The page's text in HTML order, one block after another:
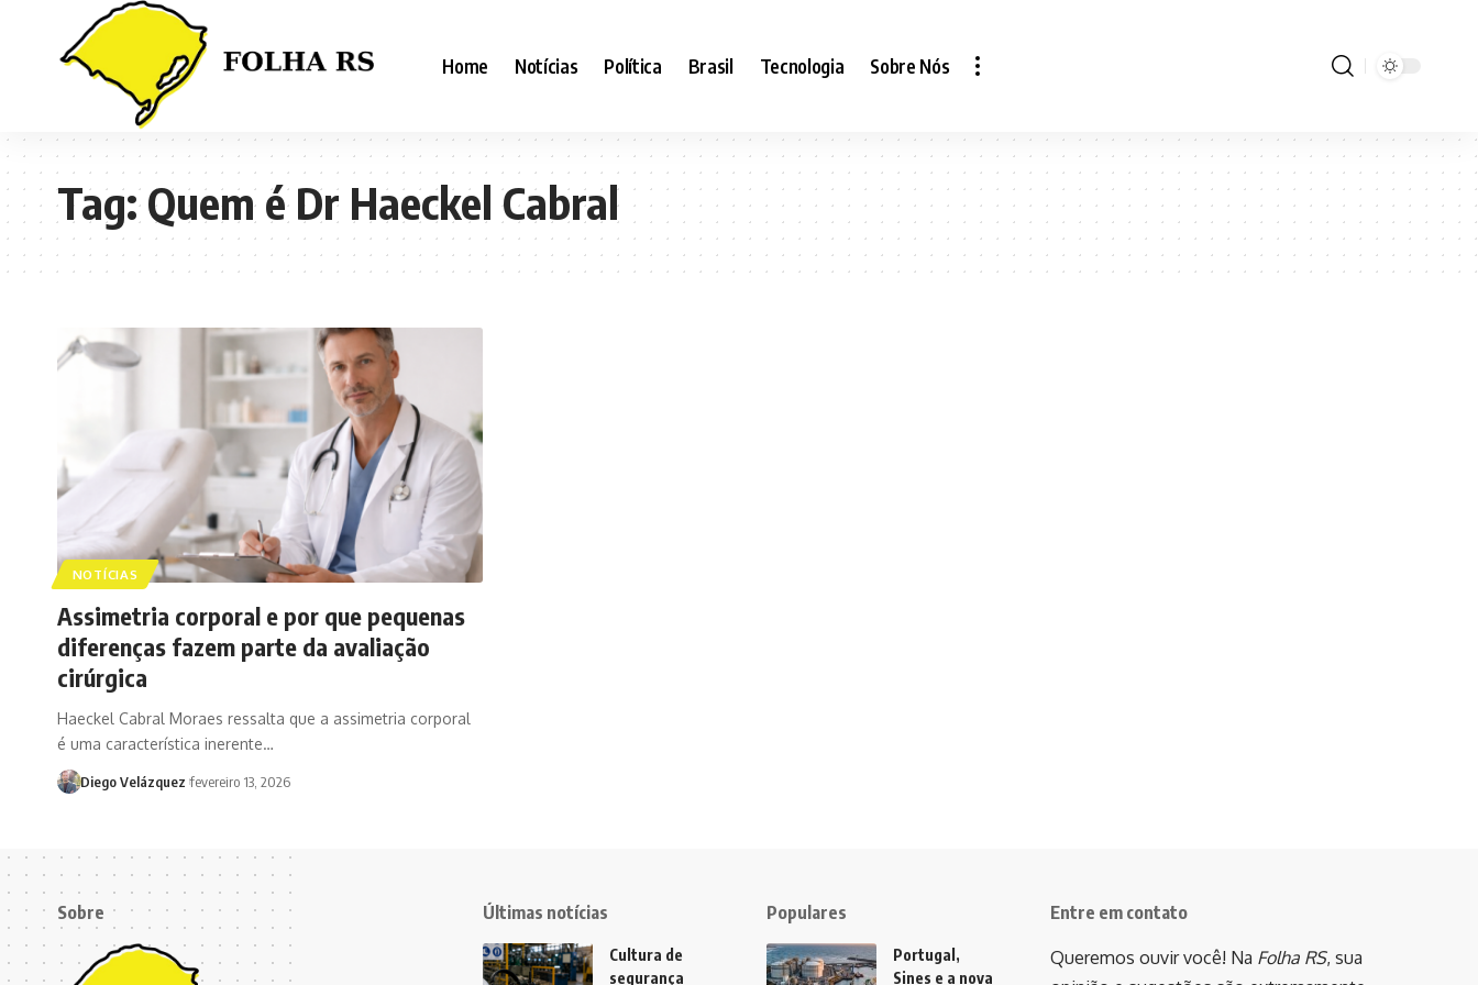
Home Notícias Política Brasil Tecnologia Sobre Nós
Tag:Quem é Dr Haeckel Cabral
NOTÍCIAS
Assimetria corporal e por que pequenas
diferenças fazem parte da avaliação
cirúrgica
Haeckel Cabral Moraes ressalta que a assimetria corporal
é uma característica inerente…
Diego Velázquez fevereiro 13, 2026
Sobre Últimas notícias
Cultura de
segurança
Populares
Portugal,
Sines e a nova
Entre em contato
Queremos ouvir você! Na Folha RS, sua